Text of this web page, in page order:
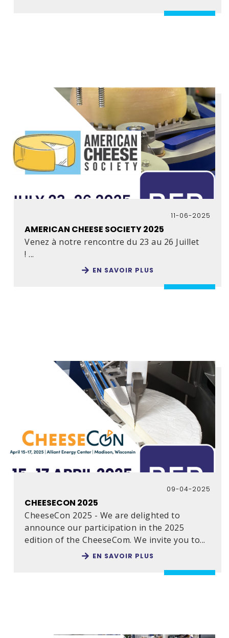
11-06-2025
AMERICAN CHEESE SOCIETY 2025
Venez à notre rencontre du 23 au 26 Juillet
! ...
EN SAVOIR PLUS
09-04-2025
CHEESECON 2025
CheeseCon 2025 - We are delighted to
announce our participation in the 2025
edition of the CheeseCom. We invite you to...
EN SAVOIR PLUS